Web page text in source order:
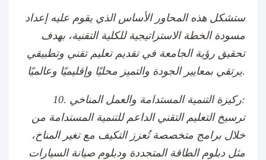
ستشكل هذه المحاور الأساس الذي يقوم عليه إعداد
مسودة الخطة الاستراتيجية للكلية التقنية، بهدف
تحقيق رؤية الجامعة في تقديم تعليم تقني وتطبيقي
يرتقي بمعايير الجودة والتميز محليًا وإقليميًا وعالميًا.
10. ركيزة التنمية المستدامة والعمل المناخي:
ترسيخ التعليم التقني الداعم للتنمية المستدامة من
خلال برامج متخصصة تُعزز التكيف مع تغير المناخ،
مثل دبلوم الطاقة المتجددة ودبلوم صيانة السيارات